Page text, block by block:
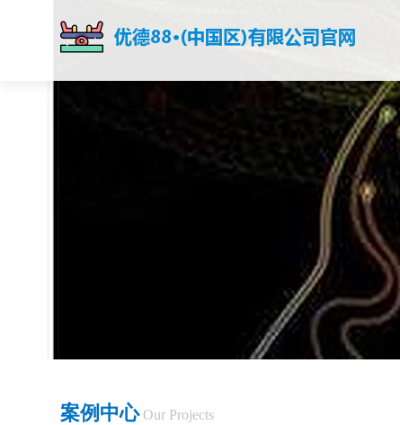
案例中心 Our Projects